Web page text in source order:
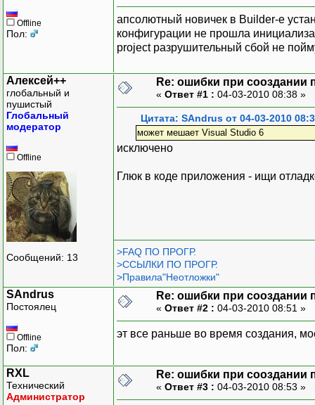
Offline
Пол:
апсолютный новичек в Builder-e
конфигурации не прошла
project разрушительный сбой не
Алексей++
глобальный и
пушистый
Глобальный
модератор
Offline
Сообщений: 13
Re: ошибки при сооздании
« Ответ #1 : 04-03-2010 08:38 »
Цитата: SAndrus от 04-03-2010
может мешает Visual Studio 6
исключено
Глюк в коде приложения - ищи
>FAQ ПО ПРОГР.
>ССЫЛКИ ПО ПРОГР.
>Правила"Неотложки"
SAndrus
Постоялец
Offline
Пол:
Re: ошибки при сооздании
« Ответ #2 : 04-03-2010 08:51 »
эт все раньше во время создания,
RXL
Технический
Администратор
Re: ошибки при сооздании
« Ответ #3 : 04-03-2010 08:53 »